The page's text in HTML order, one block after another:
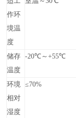
作环
境温
度
储存
温度
-20℃～+55℃
环境
相对
湿度
≤70%